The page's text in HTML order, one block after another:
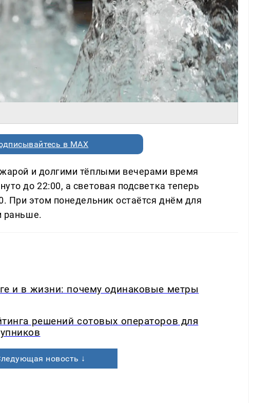
в MAX
и долгими тёплыми вечерами время
до 22:00, а световая подсветка теперь
При этом понедельник остаётся днём для
раньше.
и в жизни: почему одинаковые метры
решений сотовых операторов для
новость ↓